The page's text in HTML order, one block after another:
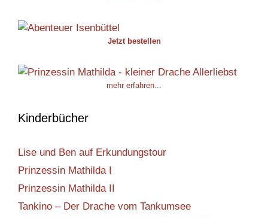
Jetzt bestellen
mehr erfahren...
Kinderbücher
Lise und Ben auf Erkundungstour
Prinzessin Mathilda I
Prinzessin Mathilda II
Tankino – Der Drache vom Tankumsee